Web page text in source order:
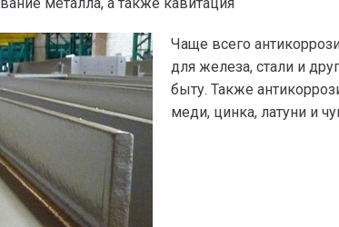
Чаще всего
для железа, стали и
быту. Также
меди, цинка, латуни и